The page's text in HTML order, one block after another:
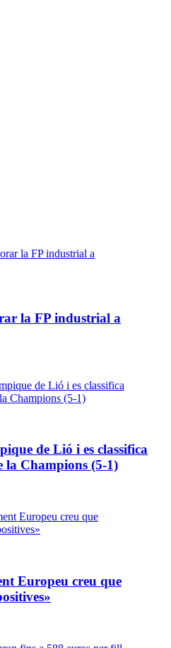
la FP industrial a
de Lió i es classifica
la Champions (5-1)
Europeu creu que